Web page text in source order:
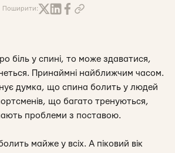
Поширити:
біль у спині, то може здаватися,
Принаймні найближчим часом.
думка, що спина болить у людей
що багато тренуються,
проблеми з поставою.
майже у всіх. А піковий вік